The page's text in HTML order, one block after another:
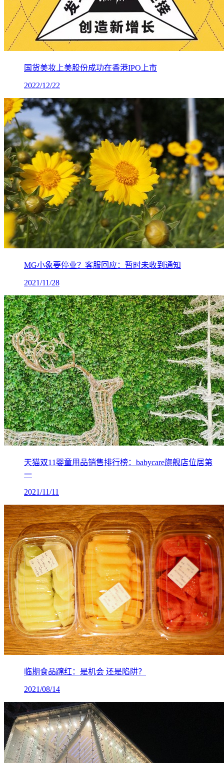
国货美妆上美股份成功在香港IPO上市
2022/12/22
MG小象要停业？客服回应：暂时未收到通知
2021/11/28
天猫双11婴童用品销售排行榜：babycare旗舰店位居第
一
2021/11/11
临期食品蹿红：是机会 还是陷阱？
2021/08/14